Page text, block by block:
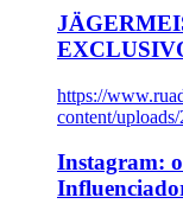
https://
content/
Instagram: